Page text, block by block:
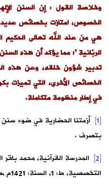
وخلاصة القول : إنالسنن
الخصوص، امتازت بخصائص
هي من عند الله تعالى الحكيم
الربّانية “؛ مما يؤكد أن هذه
تدبير شؤون خلقه، وعن هذه
الخصائص الأخرى، التي تميزت
في إطار منظومة متكاملة.
[1]
بتصرف .
[2]
المدرسة القرآنية، محمد باقر
التخصصية، ط: 1، السنة: 1421م ،ص: 77.